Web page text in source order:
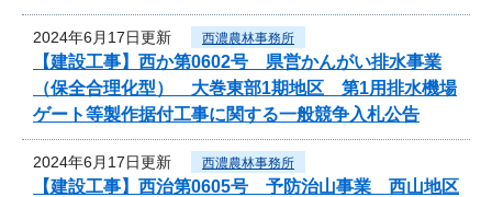
2024年6月17日更新 西濃農林事務所
【建設工事】西か第0602号 県営かんがい排水事業
（保全合理化型） 大巻東部1期地区 第1用排水機場
ゲート等製作据付工事に関する一般競争入札公告
2024年6月17日更新 西濃農林事務所
【建設工事】西治第0605号 予防治山事業 西山地区